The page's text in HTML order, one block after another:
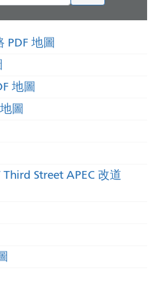
PDF 地圖
地圖
圖
Street APEC 改道